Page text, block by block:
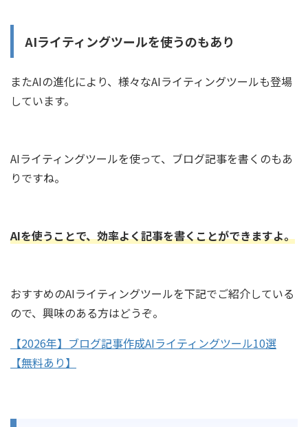
AIライティングツールを使うのもあり
またAIの進化により、様々なAIライティングツールも登場
しています。
AIライティングツールを使って、ブログ記事を書くのもあ
りですね。
AIを使うことで、効率よく記事を書くことができますよ。
おすすめのAIライティングツールを下記でご紹介している
ので、興味のある方はどうぞ。
【2026年】ブログ記事作成AIライティングツール10選
【無料あり】